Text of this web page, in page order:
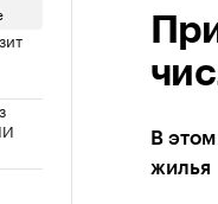
В
жилья